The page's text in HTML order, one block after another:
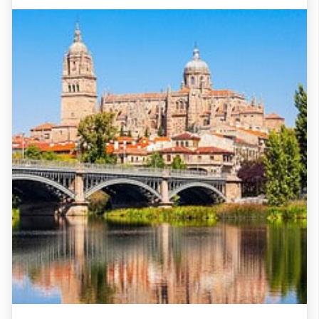
Salamanca a Zamora
A Camino steeped in history, from Salamanca to
Zamora’s timeless beauty.
€684